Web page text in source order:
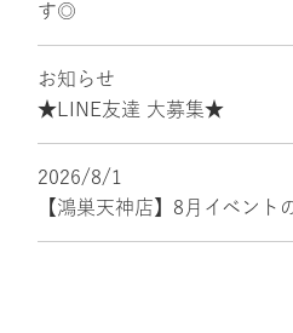
す◎
お知らせ
★LINE友達 大募集★
2026/8/1
【鴻巣天神店】8月イベント